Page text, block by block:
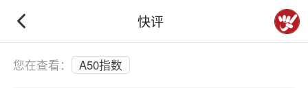
快评
下拉刷新
您在查看： A50指数